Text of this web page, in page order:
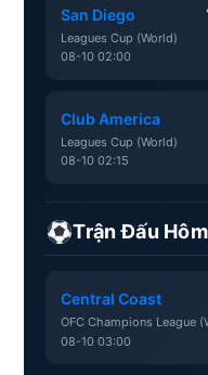
San Diego
Leagues Cup (World)
08-10 02:00
Club America
Leagues Cup (World)
08-10 02:15
Trận Đấu
Central Coast
OFC Champions League
08-10 03:00